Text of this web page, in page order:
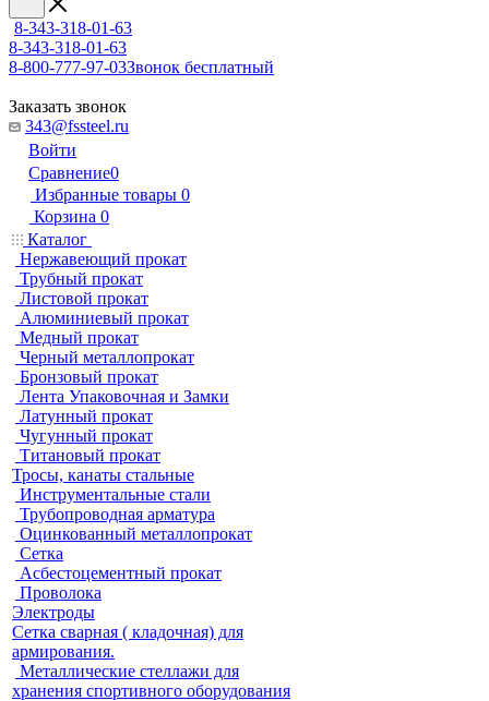
8-343-318-01-63
8-343-318-01-63
8-800-777-97-03Звонок бесплатный
Заказать звонок
343@fssteel.ru
Войти
Сравнение0
Избранные товары 0
Корзина 0
Каталог
Нержавеющий прокат
Трубный прокат
Листовой прокат
Алюминиевый прокат
Медный прокат
Черный металлопрокат
Бронзовый прокат
Лента Упаковочная и Замки
Латунный прокат
Чугунный прокат
Титановый прокат
Тросы, канаты стальные
Инструментальные стали
Трубопроводная арматура
Оцинкованный металлопрокат
Сетка
Асбестоцементный прокат
Проволока
Электроды
Сетка сварная ( кладочная) для
армирования.
Металлические стеллажи для
хранения спортивного оборудования